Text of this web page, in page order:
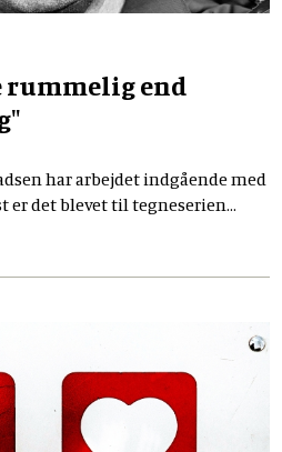
rummelig end
har arbejdet indgående med
er det blevet til tegneserien